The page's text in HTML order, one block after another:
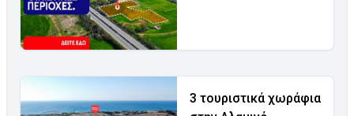
3 τουριστικά χωράφια